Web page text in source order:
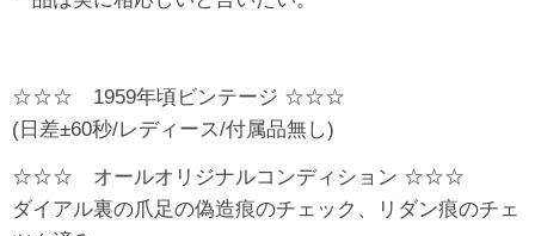
☆☆☆ 1959年頃ビンテージ ☆☆☆
(日差±60秒/レディース/付属品無し)
☆☆☆ オールオリジナルコンディション ☆☆☆
ダイアル裏の爪足の偽造痕のチェック、リダン痕のチェ